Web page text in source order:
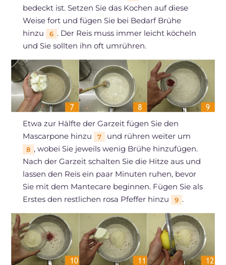
bedeckt ist. Setzen Sie das Kochen auf diese
Weise fort und fügen Sie bei Bedarf Brühe
hinzu
6 . Der Reis muss immer leicht köcheln
und Sie sollten ihn oft umrühren.
Etwa zur Hälfte der Garzeit fügen Sie den
Mascarpone hinzu
7 und rühren weiter um
8 , wobei Sie jeweils wenig Brühe hinzufügen.
Nach der Garzeit schalten Sie die Hitze aus und
lassen den Reis ein paar Minuten ruhen, bevor
Sie mit dem Mantecare beginnen. Fügen Sie als
Erstes den restlichen rosa Pfeffer hinzu
9 .